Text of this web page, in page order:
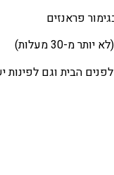
פראנזים
מ-30 מעלות)